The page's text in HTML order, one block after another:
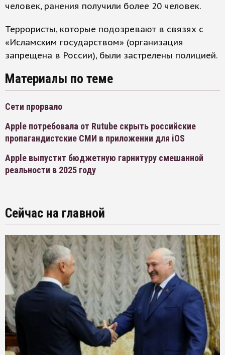
человек, ранения получили более 20 человек.
Террористы, которые подозревают в связях с
«Исламским государством» (организация
запрещена в России), были застрелены полицией.
Материалы по теме
Сети прорвало
Apple потребовала от Rutube скрыть российские
пропагандистские СМИ в приложении для iOS
Apple выпустит бюджетную гарнитуру смешанной
реальности в 2025 году
Сейчас на главной